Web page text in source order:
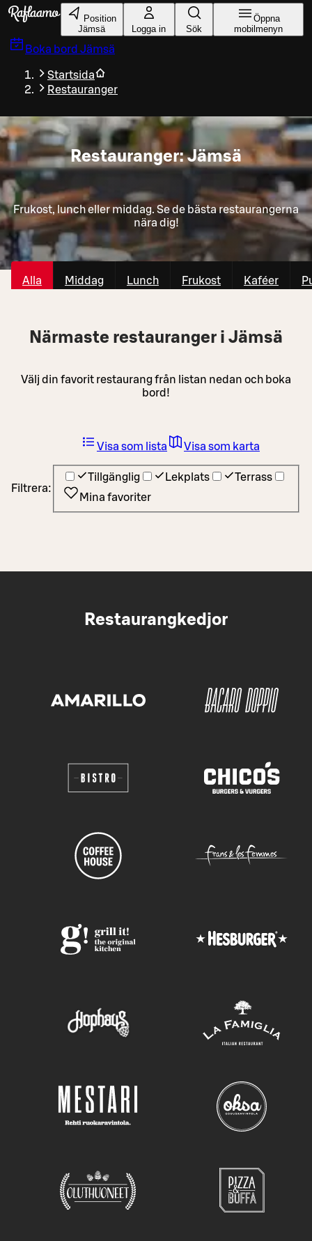
Gå till huvudinnehållet
Position
Jämsä
Logga in Sök
Öppna
mobilmenyn
Boka bord Jämsä
Startsida
Restauranger
Restauranger: Jämsä
Frukost, lunch eller middag. Se de bästa restaurangerna
nära dig!
Alla Middag Lunch Frukost Kaféer
Närmaste restauranger i Jämsä
Välj din favorit restaurang från listan nedan och boka
bord!
Filtrera:
Tillgänglig Lekplats
Terrass
Mina favoriter
Visa som lista Visa som karta
Restaurangkedjor